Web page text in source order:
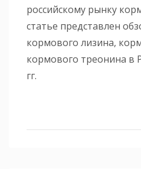
российскому рынку
статье представлен
кормового лизина,
кормового треонина в
гг.